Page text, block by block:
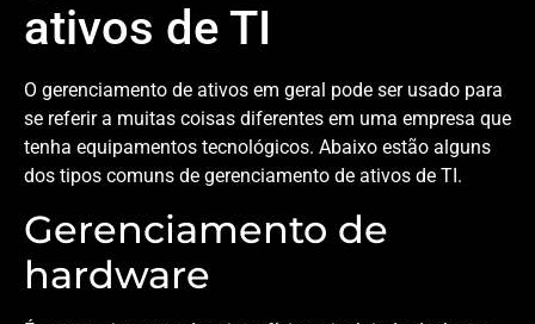
ativos de TI
O gerenciamento de ativos em geral pode ser usado para
se referir a muitas coisas diferentes em uma empresa que
tenha equipamentos tecnológicos. Abaixo estão alguns
dos tipos comuns de gerenciamento de ativos de TI.
Gerenciamento de
hardware